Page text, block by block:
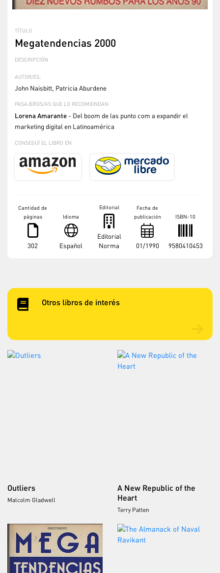
TÍTULO
Megatendencias 2000
DESCRIPCIÓN
AUTOR/ES:
John Naisbitt, Patricia Aburdene
PASAJEROS/AS QUE LO RECOMIENDAN
Lorena Amarante - Del boom de las punto com a expandir el
marketing digital en Latinoamérica
CONSEGUÍ EL LIBRO EN
Cantidad de
páginas
302
Idioma
Español
Editorial
Editorial
Norma
Fecha de
publicación
01/1990
ISBN-10
9580410453
Otros libros de interés
Outliers
Malcolm Gladwell
A New Republic of the
Heart
Terry Patten